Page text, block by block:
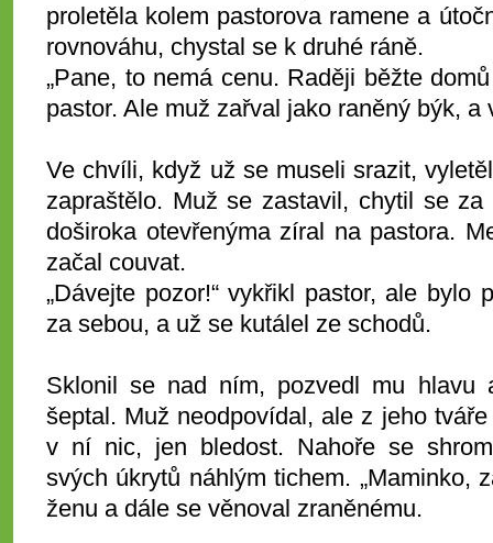
proletěla kolem pastorova ramene a
rovnováhu, chystal se k druhé ráně.
„Pane, to nemá cenu. Raději běžte
pastor. Ale muž zařval jako raněný býk, a
Ve chvíli, když už se museli srazit,
zapraštělo. Muž se zastavil, chytil se
doširoka otevřenýma zíral na pastora.
začal couvat.
„Dávejte pozor!“ vykřikl pastor, ale bylo
za sebou, a už se kutálel ze schodů.
Sklonil se nad ním, pozvedl mu
šeptal. Muž neodpovídal, ale z jeho
v ní nic, jen bledost. Nahoře se
svých úkrytů náhlým tichem. „Maminko,
ženu a dále se věnoval zraněnému.